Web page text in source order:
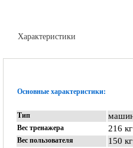
Характеристики
Основные характеристики:
Тип
Вес тренажера 216 кг
Вес пользователя 150 кг